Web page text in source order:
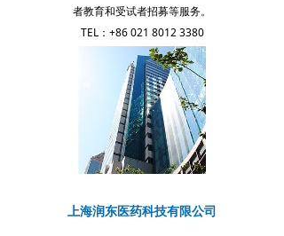
者教育和受试者招募等服务。
TEL：+86 021 8012 3380
上海润东医药科技有限公司